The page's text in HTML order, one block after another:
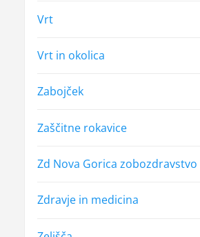
Vrt
Vrt in okolica
Zabojček
Zaščitne rokavice
Zd Nova Gorica zobozdravstvo
Zdravje in medicina